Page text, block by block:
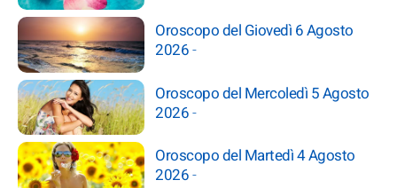
Oroscopo del Giovedì 6 Agosto
2026-
Oroscopo del Mercoledì 5 Agosto
2026-
Oroscopo del Martedì 4 Agosto
2026-